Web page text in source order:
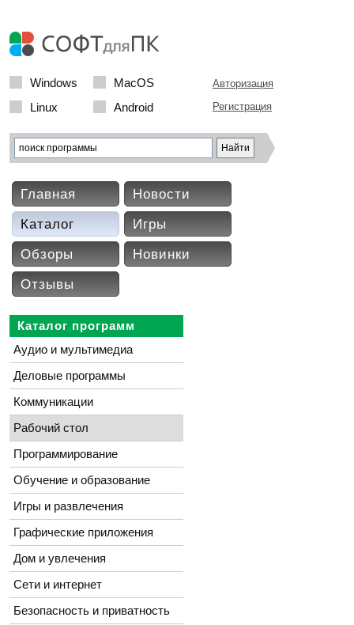
Windows
MacOS
Linux
Android
Авторизация
Регистрация
Главная
Новости
Каталог
Игры
Обзоры
Новинки
Отзывы
Каталог программ
Аудио и мультимедиа
Деловые программы
Коммуникации
Рабочий стол
Программирование
Обучение и образование
Игры и развлечения
Графические приложения
Дом и увлечения
Сети и интернет
Безопасность и приватность